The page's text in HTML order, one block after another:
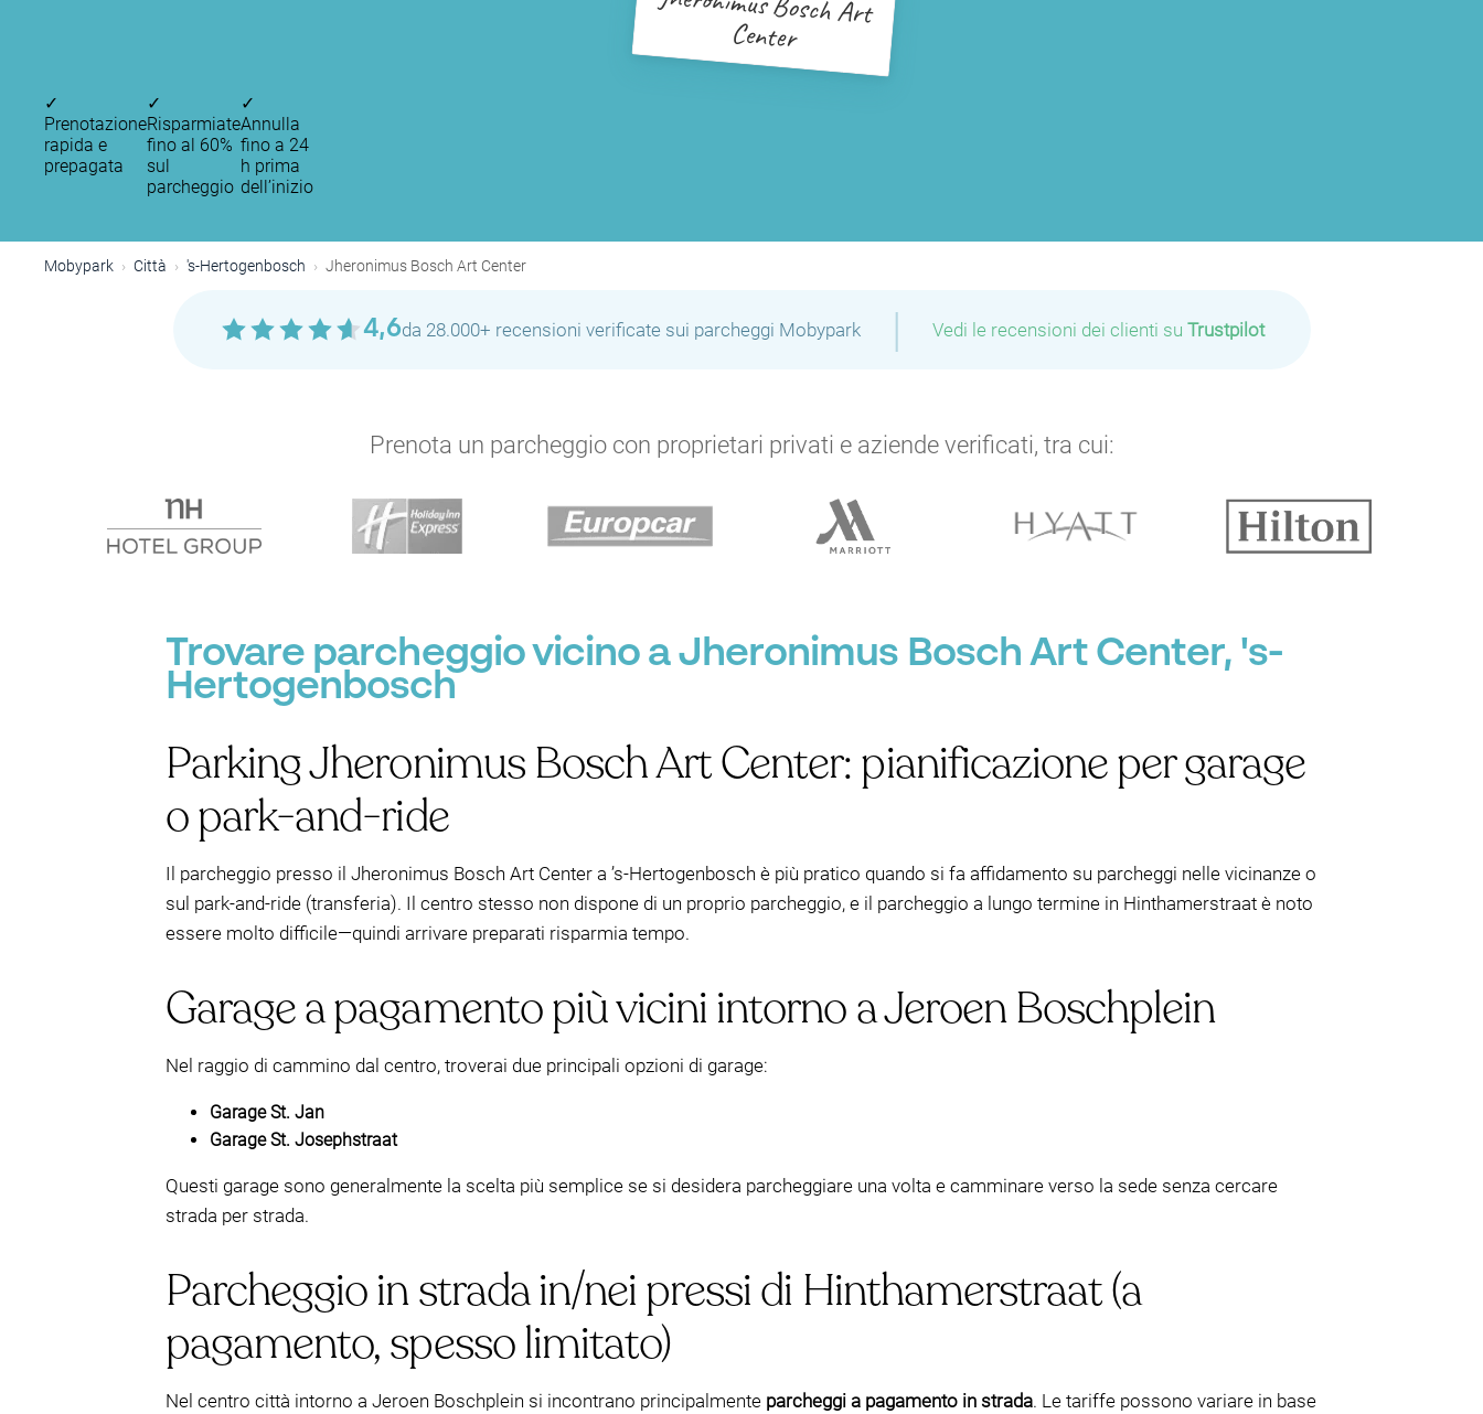
Center
✓
Prenotazione
rapida e
prepagata
✓
Risparmiate
fino al 60%
sul
parcheggio
✓
Annulla
fino a 24
h prima
dell’inizio
Mobypark Città 's-Hertogenbosch Jheronimus Bosch Art Center
4,6da 28.000+ recensioni verificate sui parcheggi Mobypark | Vedi le recensioni dei clienti su Trustpilot
Prenota un parcheggio con proprietari privati e aziende verificati, tra cui:
Trovare parcheggio vicino a Jheronimus Bosch Art Center, 's-
Hertogenbosch
Parking Jheronimus Bosch Art Center: pianificazione per garage
o park-and-ride
Il parcheggio presso il Jheronimus Bosch Art Center a ’s-Hertogenbosch è più pratico quando si fa affidamento su parcheggi nelle vicinanze o
sul park-and-ride (transferia). Il centro stesso non dispone di un proprio parcheggio, e il parcheggio a lungo termine in Hinthamerstraat è noto
essere molto difficile—quindi arrivare preparati risparmia tempo.
Garage a pagamento più vicini intorno a Jeroen Boschplein
Nel raggio di cammino dal centro, troverai due principali opzioni di garage:
Garage St. Jan
Garage St. Josephstraat
Questi garage sono generalmente la scelta più semplice se si desidera parcheggiare una volta e camminare verso la sede senza cercare
strada per strada.
Parcheggio in strada in/nei pressi di Hinthamerstraat (a
pagamento, spesso limitato)
Nel centro città intorno a Jeroen Boschplein si incontrano principalmente parcheggi a pagamento in strada. Le tariffe possono variare in base